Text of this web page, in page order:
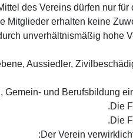
des Vereins dürfen nur
Mitglieder erhalten keine
Aussiedler,